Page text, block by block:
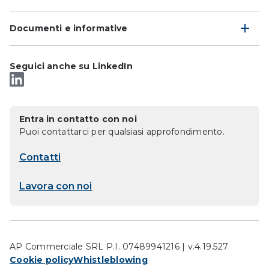
Documenti e informative
Seguici anche su LinkedIn
Entra in contatto con noi
Puoi contattarci per qualsiasi approfondimento.
Contatti
Lavora con noi
AP Commerciale SRL P.I. 07489941216 | v.4.19.527
Cookie policyWhistleblowing